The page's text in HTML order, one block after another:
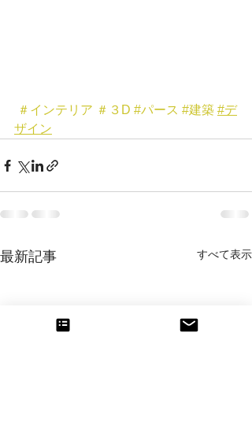
＃インテリア ＃３D #パース #建築 #デ
ザイン
最新記事 すべて表示